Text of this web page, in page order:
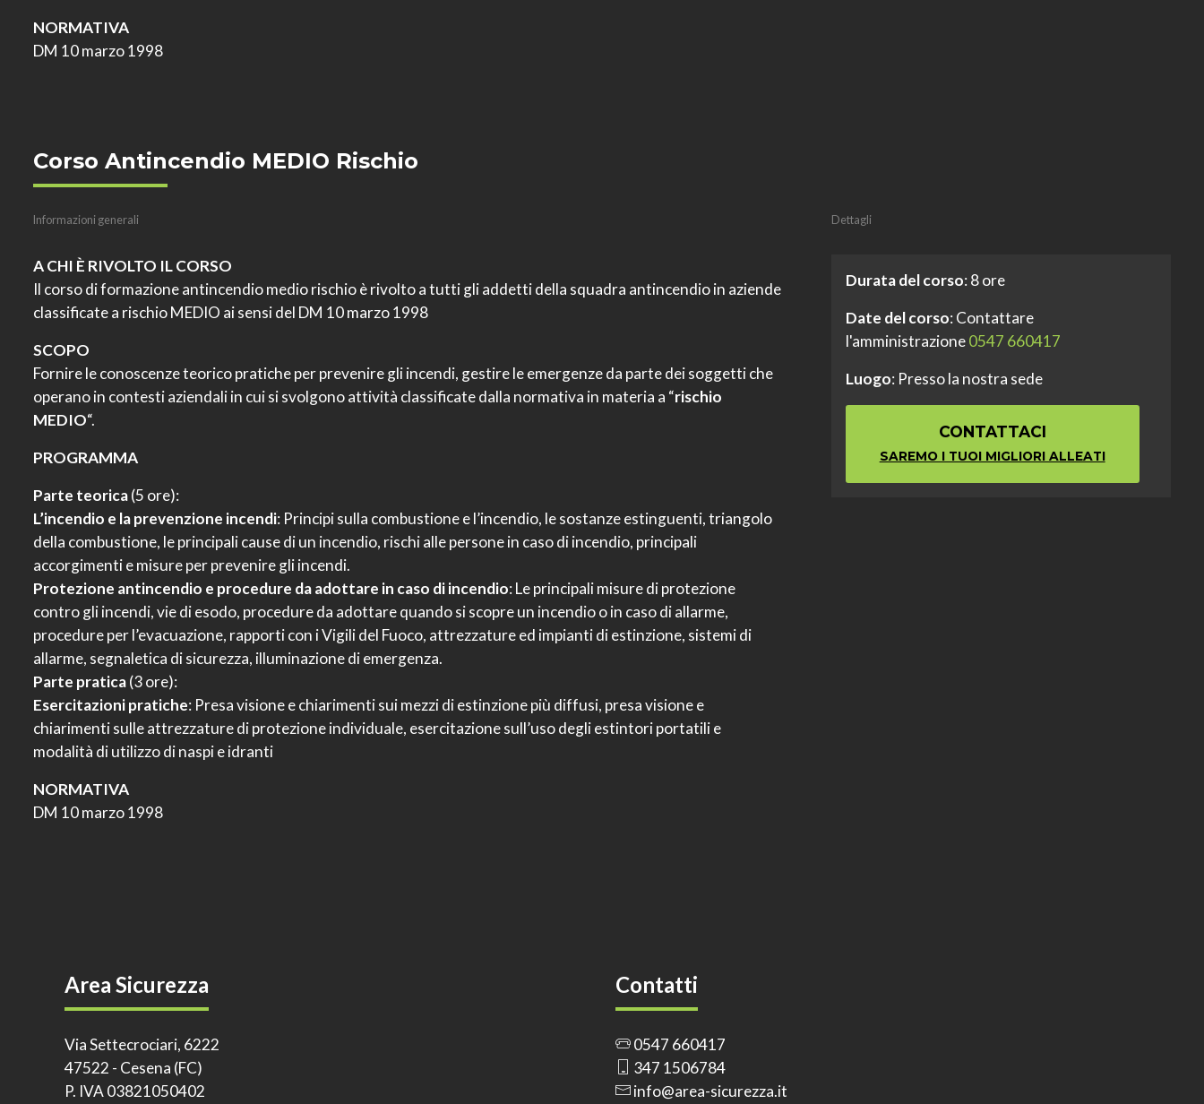
NORMATIVA
DM 10 marzo 1998
Corso Antincendio MEDIO Rischio
Informazioni generali
A CHI È RIVOLTO IL CORSO
Il corso di formazione antincendio medio rischio è rivolto a tutti gli addetti della squadra antincendio in aziende
classificate a rischio MEDIO ai sensi del DM 10 marzo 1998
SCOPO
Fornire le conoscenze teorico pratiche per prevenire gli incendi, gestire le emergenze da parte dei soggetti che
operano in contesti aziendali in cui si svolgono attività classificate dalla normativa in materia a “rischio
MEDIO“.
PROGRAMMA
Parte teorica(5 ore):
L’incendio e la prevenzione incendi: Principi sulla combustione e l’incendio, le sostanze estinguenti, triangolo
della combustione, le principali cause di un incendio, rischi alle persone in caso di incendio, principali
accorgimenti e misure per prevenire gli incendi.
Protezione antincendio e procedure da adottare in caso di incendio: Le principali misure di protezione
contro gli incendi, vie di esodo, procedure da adottare quando si scopre un incendio o in caso di allarme,
procedure per l’evacuazione, rapporti con i Vigili del Fuoco, attrezzature ed impianti di estinzione, sistemi di
allarme, segnaletica di sicurezza, illuminazione di emergenza.
Parte pratica(3 ore):
Esercitazioni pratiche: Presa visione e chiarimenti sui mezzi di estinzione più diffusi, presa visione e
chiarimenti sulle attrezzature di protezione individuale, esercitazione sull’uso degli estintori portatili e
modalità di utilizzo di naspi e idranti
NORMATIVA
DM 10 marzo 1998
Dettagli
Durata del corso: 8 ore
Date del corso: Contattare
l'amministrazione0547 660417
Luogo: Presso la nostra sede
CONTATTACI
SAREMO I TUOI MIGLIORI ALLEATI
Area Sicurezza
Via Settecrociari, 6222
47522 - Cesena (FC)
P. IVA 03821050402
Contatti
0547 660417
347 1506784
info@area-sicurezza.it